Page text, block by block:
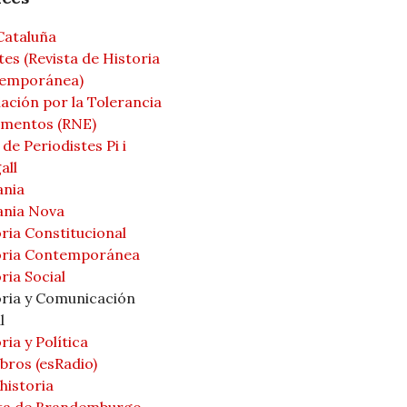
(Revista de Historia
por la Tolerancia
(RNE)
Periodistes Pi i
Nova
Constitucional
Contemporánea
Social
y Comunicación
y Política
(esRadio)